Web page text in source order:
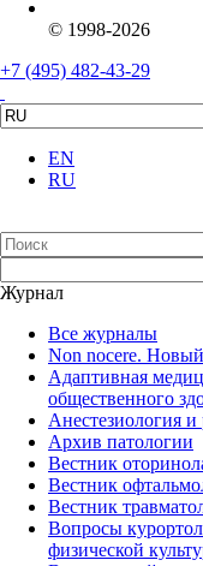
© 1998-2026
+7 (495) 482-43-29
EN
RU
Журнал
Все журналы
Non nocere.
Адаптивная
общественного
Анестезиология
Архив патологии
Вестник
Вестник
Вестник
Вопросы
физической